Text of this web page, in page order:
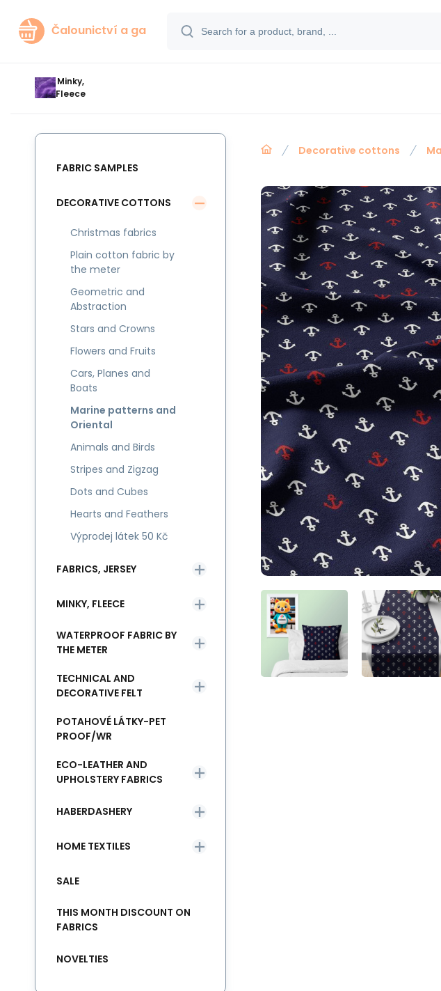
Čalounictví a ga
Minky,
Fleece
Decorative cottons
FABRIC SAMPLES
DECORATIVE COTTONS
Christmas fabrics
Plain cotton fabric by
the meter
Geometric and
Abstraction
Stars and Crowns
Flowers and Fruits
Cars, Planes and
Boats
Marine patterns and
Oriental
Animals and Birds
Stripes and Zigzag
Dots and Cubes
Hearts and Feathers
Výprodej látek 50 Kč
FABRICS, JERSEY
MINKY, FLEECE
WATERPROOF FABRIC BY
THE METER
TECHNICAL AND
DECORATIVE FELT
POTAHOVÉ LÁTKY-PET
PROOF/WR
ECO-LEATHER AND
UPHOLSTERY FABRICS
HABERDASHERY
HOME TEXTILES
SALE
THIS MONTH DISCOUNT ON
FABRICS
NOVELTIES